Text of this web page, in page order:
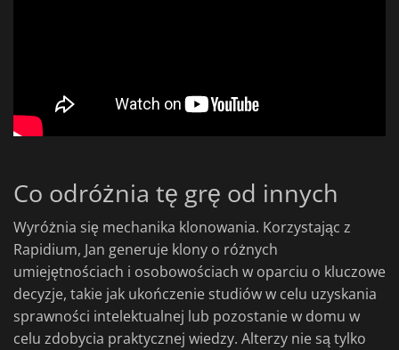
Co odróżnia tę grę od innych
Wyróżnia się mechanika klonowania. Korzystając z
Rapidium, Jan generuje klony o różnych
umiejętnościach i osobowościach w oparciu o kluczowe
decyzje, takie jak ukończenie studiów w celu uzyskania
sprawności intelektualnej lub pozostanie w domu w
celu zdobycia praktycznej wiedzy. Alterzy nie są tylko